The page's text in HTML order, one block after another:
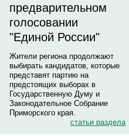
предварительном
голосовании
"Единой России"
Жители региона продолжают
выбирать кандидатов, которые
представят партию на
предстоящих выборах в
Государственную Думу и
Законодательное Собрание
Приморского края.
статьи раздела